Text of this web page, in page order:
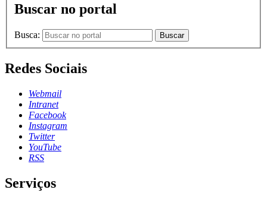
Buscar no portal
Busca: Buscar
Redes Sociais
Webmail
Intranet
Facebook
Instagram
Twitter
YouTube
RSS
Serviços